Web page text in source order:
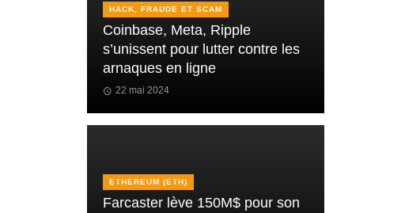
HACK, FRAUDE ET SCAM
Coinbase, Meta, Ripple
s’unissent pour lutter contre les
arnaques en ligne
22 mai 2024
ETHEREUM (ETH)
Farcaster lève 150M$ pour son